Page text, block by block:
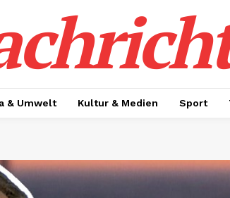
& Umwelt Kultur & Medien Sport